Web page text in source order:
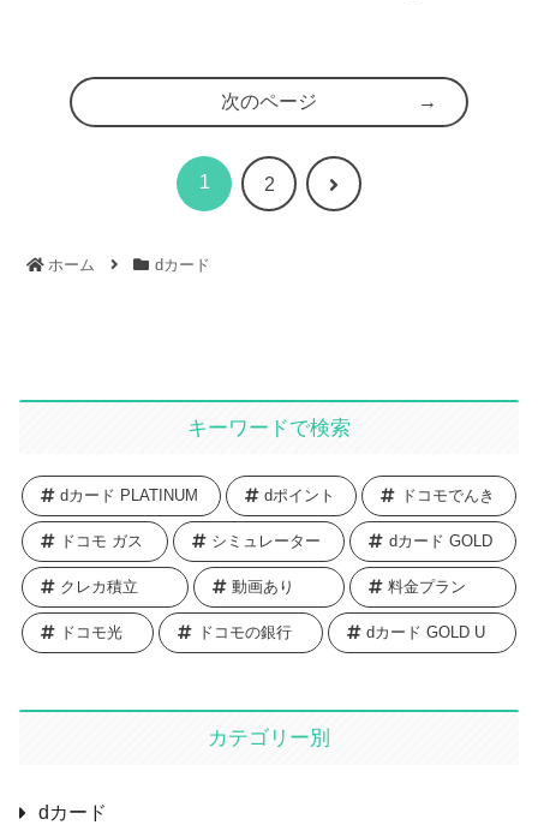
次のページ
1 2 次
ホーム dカード
キーワードで検索
dカード PLATINUM dポイント ドコモでんき
ドコモ ガス シミュレーター dカード GOLD
クレカ積立 動画あり 料金プラン
ドコモ光 ドコモの銀行 dカード GOLD U
カテゴリー別
dカード